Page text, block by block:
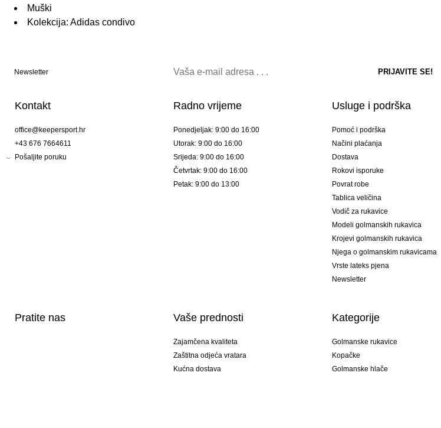
Muški
Kolekcija: Adidas condivo
Newsletter
Kontakt
office@keepersport.hr
+43 676 7664611
Pošaljite poruku
Radno vrijeme
Ponedjeljak: 9:00 do 16:00
Utorak: 9:00 do 16:00
Srijeda: 9:00 do 16:00
Četvrtak: 9:00 do 16:00
Petak: 9:00 do 13:00
Usluge i podrška
Pomoć i podrška
Načini plaćanja
Dostava
Rokovi isporuke
Povrat robe
Tablica veličina
Vodič za rukavice
Modeli golmanskih rukavica
Krojevi golmanskih rukavica
Njega o golmanskim rukavicama
Vrste lateks pjena
Newsletter
Pratite nas Vaše prednosti
Zajamčena kvaliteta
Zaštitna odjeća vratara
Kućna dostava
Kategorije
Golmanske rukavice
Kopačke
Golmanske hlače